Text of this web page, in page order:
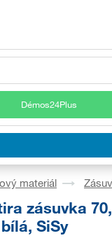
Démos24Plus
materiál
zásuvka 70,
SiSy